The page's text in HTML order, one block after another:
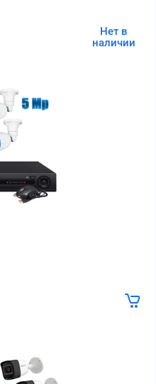
Нет в
наличии